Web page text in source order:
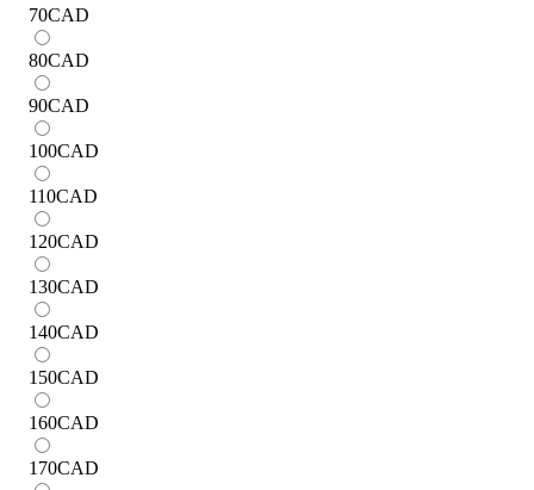
70CAD
80CAD
90CAD
100CAD
110CAD
120CAD
130CAD
140CAD
150CAD
160CAD
170CAD